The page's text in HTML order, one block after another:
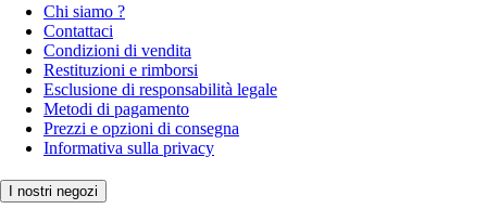
Chi siamo ?
Contattaci
Condizioni di vendita
Restituzioni e rimborsi
Esclusione di responsabilità legale
Metodi di pagamento
Prezzi e opzioni di consegna
Informativa sulla privacy
I nostri negozi